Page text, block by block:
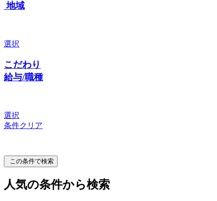
地域
選択
こだわり
給与/職種
選択
条件クリア
この条件で検索
人気の条件から検索